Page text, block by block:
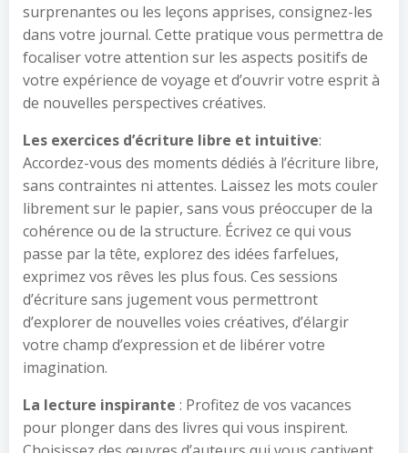
surprenantes ou les leçons apprises, consignez-les
dans votre journal. Cette pratique vous permettra de
focaliser votre attention sur les aspects positifs de
votre expérience de voyage et d’ouvrir votre esprit à
de nouvelles perspectives créatives.
Les exercices d’écriture libre et intuitive:
Accordez-vous des moments dédiés à l’écriture libre,
sans contraintes ni attentes. Laissez les mots couler
librement sur le papier, sans vous préoccuper de la
cohérence ou de la structure. Écrivez ce qui vous
passe par la tête, explorez des idées farfelues,
exprimez vos rêves les plus fous. Ces sessions
d’écriture sans jugement vous permettront
d’explorer de nouvelles voies créatives, d’élargir
votre champ d’expression et de libérer votre
imagination.
La lecture inspirante : Profitez de vos vacances
pour plonger dans des livres qui vous inspirent.